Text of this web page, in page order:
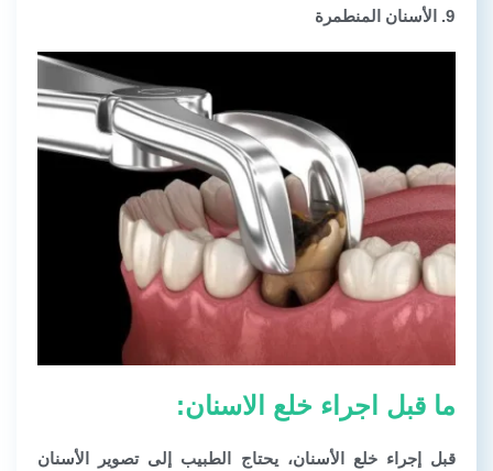
الأسنان المنطمرة
ما قبل اجراء خلع الاسنان:
قبل إجراء خلع الأسنان، يحتاج الطبيب إلى تصوير الأسنان